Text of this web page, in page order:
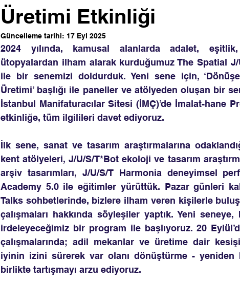
Üretimi Etkinliği
Güncelleme tarihi: 17 Eyl 2025
2024 yılında, kamusal alanlarda adalet,
ütopyalardan ilham alarak kurduğumuz The Spatial J/
ile bir senemizi doldurduk. Yeni sene için,
Üretimi’ başlığı ile paneller ve atölyeden oluşan bir
İstanbul Manifaturacılar Sitesi (İMÇ)’de İmalat-hane
etkinliğe, tüm ilgilileri davet ediyoruz.
İlk sene, sanat ve tasarım araştırmalarına
kent atölyeleri, J/U/S/T*Bot ekoloji ve tasarım
arşiv tasarımları, J/U/S/T Harmonia deneyimsel
Academy 5.0 ile eğitimler yürüttük. Pazar günleri
Talks sohbetlerinde, bizlere ilham veren kişilerle
çalışmaları hakkında söyleşiler yaptık. Yeni
irdeleyeceğimiz bir program ile başlıyoruz. 20
çalışmalarında; adil mekanlar ve üretime dair
iyinin izini sürerek var olanı dönüştürme - yeniden
birlikte tartışmayı arzu ediyoruz.